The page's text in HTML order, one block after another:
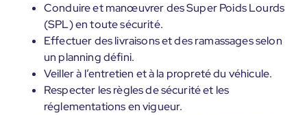
Conduire et manœuvrer des Super Poids Lourds
(SPL) en toute sécurité.
Effectuer des livraisons et des ramassages selon
un planning défini.
Veiller à l’entretien et à la propreté du véhicule.
Respecter les règles de sécurité et les
réglementations en vigueur.